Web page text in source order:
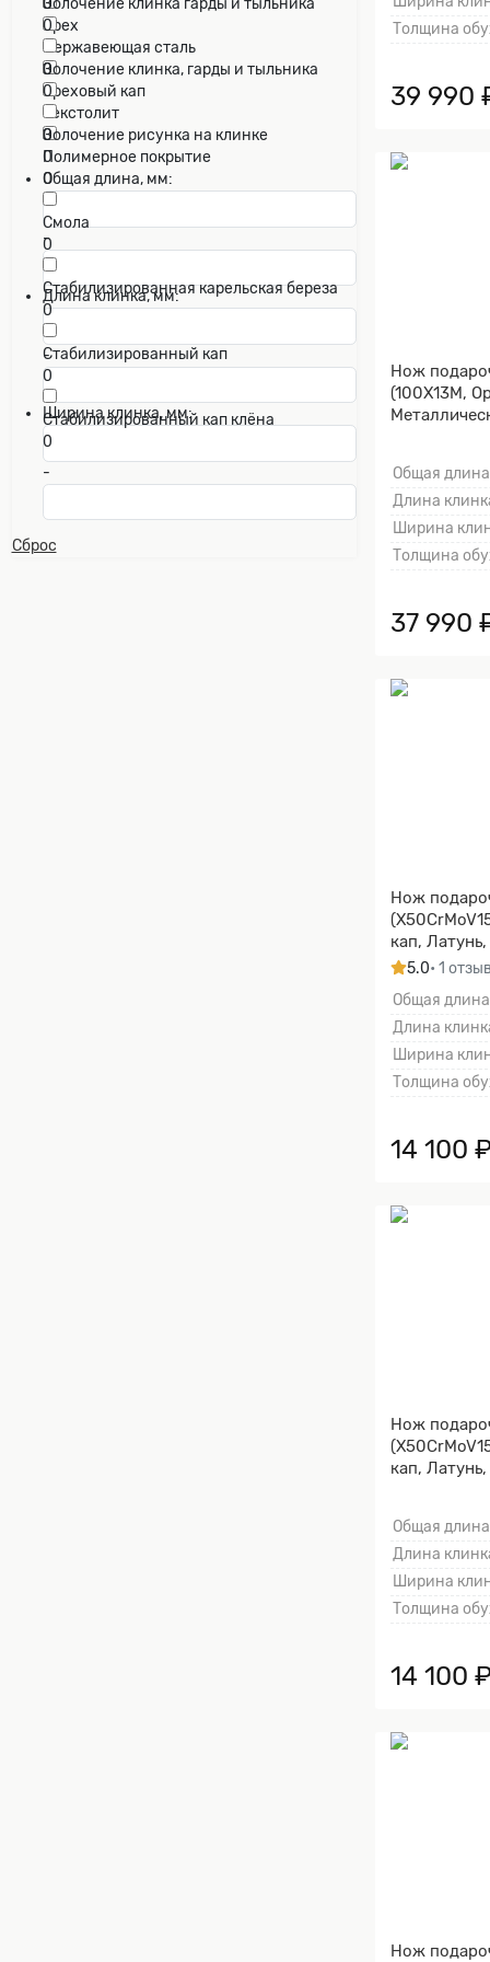
Орех
0
Ореховый кап
0
Полимерное покрытие
0
Смола
0
Стабилизированная карельская береза
0
Стабилизированный кап
0
Стабилизированный кап клёна
0
0
Нержавеющая сталь
0
Текстолит
0
Золочение клинка гарды и тыльника
0
Золочение клинка, гарды и тыльника
0
Золочение рисунка на клинке
0
Общая длина, мм:
-
Длина клинка, мм:
-
Ширина клинка, мм:
-
Сброс
Толщина
39 990
Нож
(100Х13М,
Общая
Длина
Ширина
Толщина
37 990
Нож
кап,
клинка
5.0• 1 отзыв
Общая
Длина
Ширина
Толщина
14 100
Нож
кап,
Общая
Длина
Ширина
Толщина
14 100
Нож